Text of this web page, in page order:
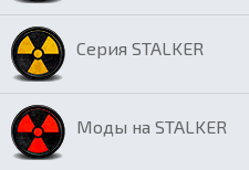
Серия STALKER
Моды на STALKER